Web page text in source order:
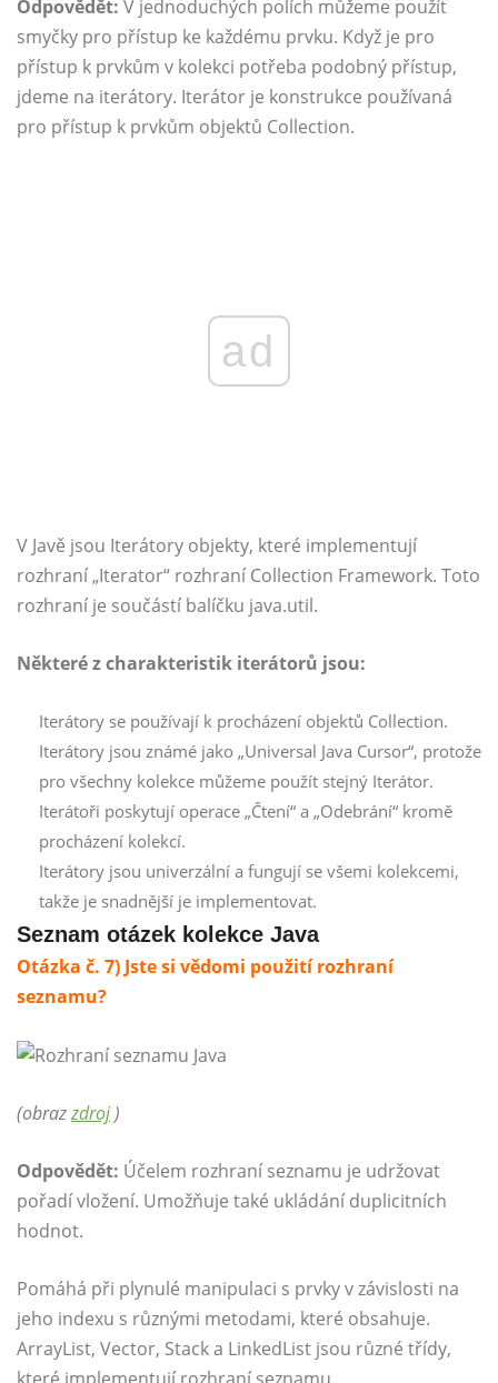
Odpovědět: V jednoduchých polích můžeme použít
smyčky pro přístup ke každému prvku. Když je pro
přístup k prvkům v kolekci potřeba podobný přístup,
jdeme na iterátory. Iterátor je konstrukce používaná
pro přístup k prvkům objektů Collection.
ad
V Javě jsou Iterátory objekty, které implementují
rozhraní „Iterator“ rozhraní Collection Framework. Toto
rozhraní je součástí balíčku java.util.
Některé z charakteristik iterátorů jsou:
Iterátory se používají k procházení objektů Collection.
Iterátory jsou známé jako „Universal Java Cursor“, protože
pro všechny kolekce můžeme použít stejný Iterátor.
Iterátoři poskytují operace „Čtení“ a „Odebrání“ kromě
procházení kolekcí.
Iterátory jsou univerzální a fungují se všemi kolekcemi,
takže je snadnější je implementovat.
Seznam otázek kolekce Java
Otázka č. 7) Jste si vědomi použití rozhraní
seznamu?
(obrazzdroj)
Odpovědět: Účelem rozhraní seznamu je udržovat
pořadí vložení. Umožňuje také ukládání duplicitních
hodnot.
Pomáhá při plynulé manipulaci s prvky v závislosti na
jeho indexu s různými metodami, které obsahuje.
ArrayList, Vector, Stack a LinkedList jsou různé třídy,